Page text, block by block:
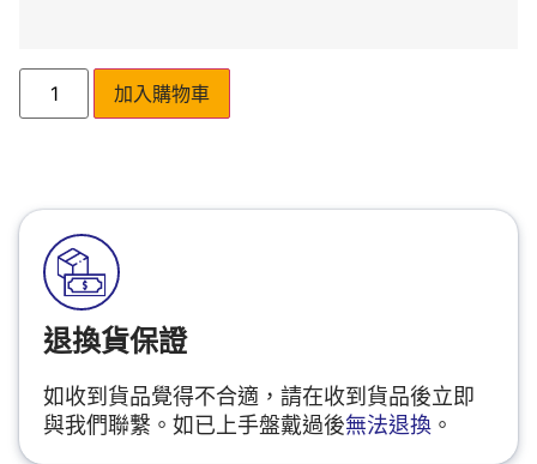
加入購物車
退換貨保證
如收到貨品覺得不合適，請在收到貨品後立即
與我們聯繫。如已上手盤戴過後無法退換 。